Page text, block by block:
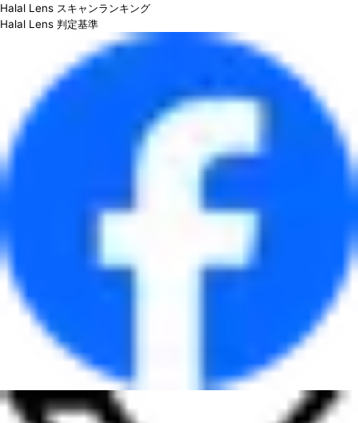
Halal Lens スキャンランキング
Halal Lens 判定基準